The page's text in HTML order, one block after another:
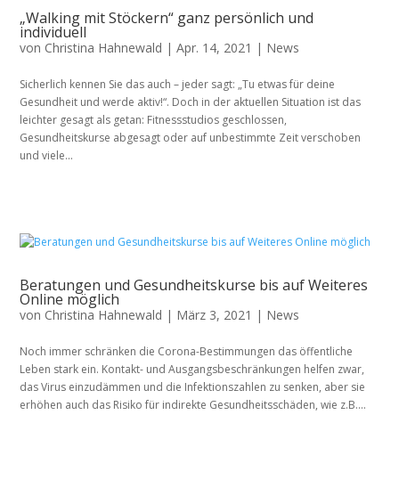
„Walking mit Stöckern“ ganz persönlich und
individuell
von Christina Hahnewald |Apr. 14, 2021 | News
Sicherlich kennen Sie das auch – jeder sagt: „Tu etwas für deine
Gesundheit und werde aktiv!“. Doch in der aktuellen Situation ist das
leichter gesagt als getan: Fitnessstudios geschlossen,
Gesundheitskurse abgesagt oder auf unbestimmte Zeit verschoben
und viele...
Beratungen und Gesundheitskurse bis auf Weiteres
Online möglich
von Christina Hahnewald | März 3, 2021 | News
Noch immer schränken die Corona-Bestimmungen das öffentliche
Leben stark ein. Kontakt- und Ausgangsbeschränkungen helfen zwar,
das Virus einzudämmen und die Infektionszahlen zu senken, aber sie
erhöhen auch das Risiko für indirekte Gesundheitsschäden, wie z.B....